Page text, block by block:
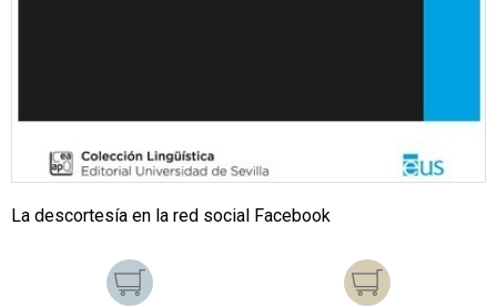
La descortesía en la red social Facebook